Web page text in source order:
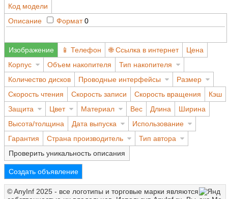
Код модели
Описание
Формат 0
Изображение Телефон Ссылка в интернет
Цена
Корпус
Объем накопителя
Тип накопителя
Количество дисков
Проводные интерфейсы
Размер
Скорость чтения
Скорость записи Скорость вращения
Кэш
Защита
Цвет Материал Вес Длина
Ширина
Высота/толщина
Дата выпуска
Использование
Гарантия
Страна производитель
Тип автора
Проверить уникальность описания
Создать объявление
© AnyInf 2025 - все логотипы и торговые марки являются